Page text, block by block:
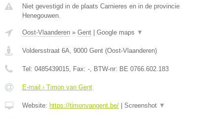
Niet gevestigd in de plaats Carnieres en in de provincie
Henegouwen.
Oost-Vlaanderen » Gent Google maps ▼
Voldersstraat 6A, 9000 Gent (Oost-Vlaanderen)
Tel: 0485439015, Fax: -, BTW-nr: BE 0766.602.183
E-mail › Timon van Gent
Website: https://timonvangent.be/ Screenshot ▼